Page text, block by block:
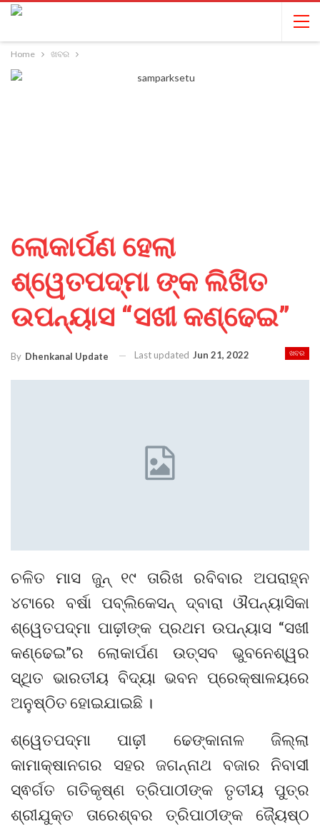
Home ଖବର
ଲୋକାର୍ପଣ ହେଲା
ଶ୍ୱେତପଦ୍ମା ଙ୍କ ଲିଖିତ
ଉପନ୍ୟାସ “ସଖୀ କଣ୍ଢେଇ”
ଖବର
By Dhenkanal Update Last updated Jun 21, 2022
ଚଳିତ ମାସ ଜୁନ୍ ୧୯ ତାରିଖ ରବିବାର ଅପରାହ୍ନ
୪ଟାରେ ବର୍ଷା ପବ୍ଲିକେସନ୍ ଦ୍ବାରା ଔପନ୍ୟାସିକା
ଶ୍ୱେତପଦ୍ମା ପାଢ଼ୀଙ୍କ ପ୍ରଥମ ଉପନ୍ୟାସ “ସଖୀ
କଣ୍ଢେଇ”ର ଲୋକାର୍ପଣ ଉତ୍ସବ ଭୁବନେଶ୍ୱର
ସ୍ଥିତ ଭାରତୀୟ ବିଦ୍ୟା ଭବନ ପ୍ରେକ୍ଷାଳୟରେ
ଅନୁଷ୍ଠିତ ହୋଇଯାଇଛି ।
ଶ୍ୱେତପଦ୍ମା ପାଢ଼ୀ ଢେଙ୍କାନାଳ ଜିଲ୍ଲା
କାମାକ୍ଷାନଗର ସହର ଜଗନ୍ନାଥ ବଜାର ନିବାସୀ
ସ୍ଵର୍ଗତ ଗତିକୃଷ୍ଣ ତ୍ରିପାଠୀଙ୍କ ତୃତୀୟ ପୁତ୍ର
ଶ୍ରୀଯୁକ୍ତ ତାରେଶ୍ବର ତ୍ରିପାଠୀଙ୍କ ଜ୍ୟୈଷ୍ଠ